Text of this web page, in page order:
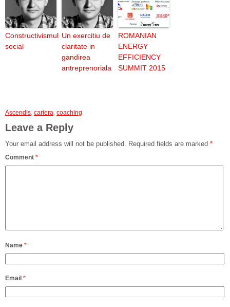
Constructivismul
social
Un exercitiu de
claritate in
gandirea
antreprenoriala
ROMANIAN
ENERGY
EFFICIENCY
SUMMIT 2015
Ascendis, cariera, coaching
Leave a Reply
Your email address will not be published. Required fields are marked *
Comment *
Name *
Email *